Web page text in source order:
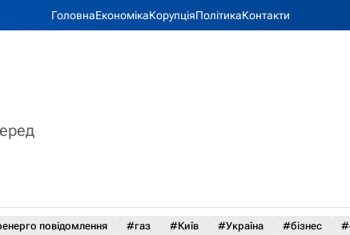
ГоловнаЕкономікаКорупціяПолітикаКонтакти
повідомлення #газ #Київ #Україна #бізнес